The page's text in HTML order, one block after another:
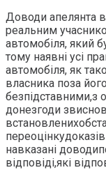
Доводи апелянта
реальним
автомобіля, який
тому наявні усі
автомобіля, як
власника поза
безпідставними,з
донезгоди
навказані
відповіді,які